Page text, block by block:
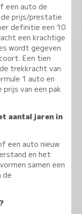
een auto de
prijs/prestatie
definitie een 10
een krachtige
wordt gegeven
Een tien
trekkracht van
1 auto en
van een pak
aantal jaren in
een auto nieuw
en het
samen een
de